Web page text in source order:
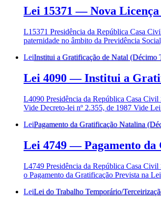
Lei 15371 —Nova
L15371 Presidência da República Casa
paternidade no âmbito da Previdência
LeiInstitui a Gratificação de Natal (Décimo
Lei 4090 —Institui a
L4090 Presidência da República Casa
Vide Decreto-lei nº 2.355, de 1987 Vide
LeiPagamento da Gratificação Natalina
Lei 4749—Pagamento
L4749 Presidência da República Casa
o Pagamento da Gratificação Prevista na
LeiLei do Trabalho Temporário/